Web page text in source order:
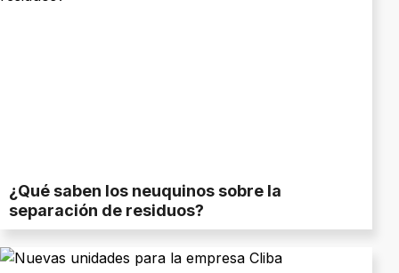
¿Qué saben los neuquinos sobre la
separación de residuos?